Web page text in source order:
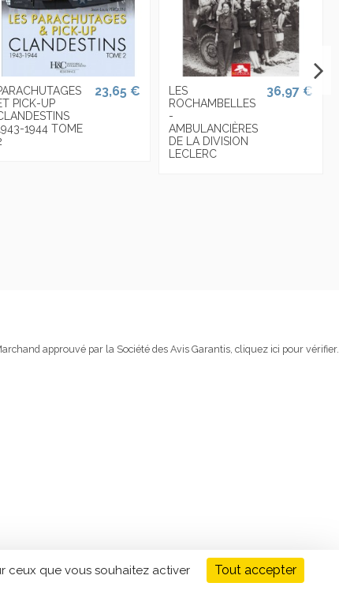
PICK-UP
1944 TOME
23,65 €
LES
ROCHAMBELLES
-
AMBULANCIÈRES
DE LA DIVISION
LECLERC
36,97 €
approuvé par la Société des Avis Garantis, cliquez ici pour vérifier.
ceux que vous souhaitez activer
Tout accepter